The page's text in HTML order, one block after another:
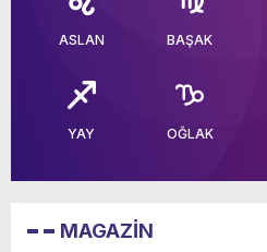
ASLAN BAŞAK
YAY OĞLAK
MAGAZİN